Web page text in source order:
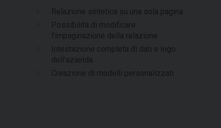
Relazione sintetica su una sola pagina
Possibilità di modificare
l'impaginazione della relazione
Intestazione completa di dati e logo
dell'azienda
Creazione di modelli personalizzati